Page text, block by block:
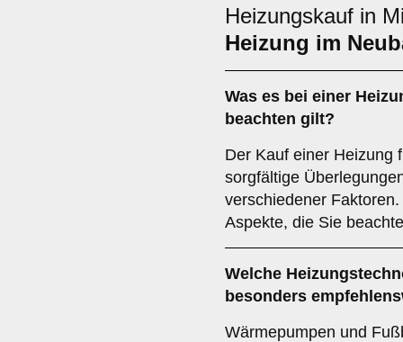
Heizungskauf in
Heizung im
Was es bei einer
beachten gilt?
Der Kauf einer Heizung
sorgfältige
verschiedener
Aspekte, die Sie
Welche
besonders
Wärmepumpen und